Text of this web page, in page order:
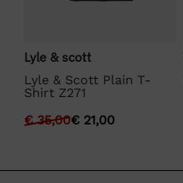
Lyle & scott
Lyle & Scott Plain T-
Shirt Z271
€35,00€ 21,00